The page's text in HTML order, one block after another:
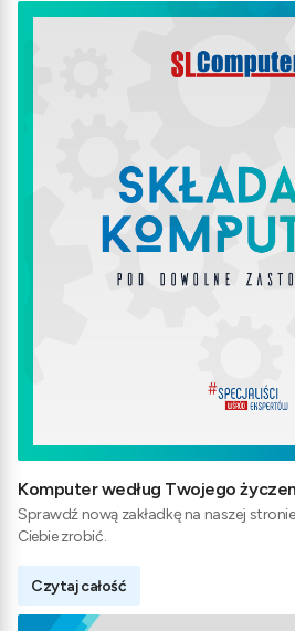
Komputer według Twojego
Sprawdź nową zakładkę na naszej
Ciebie zrobić.
Czytaj całość